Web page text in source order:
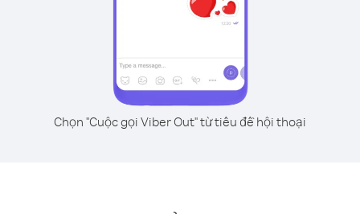
Chọn "Cuộc gọi Viber Out" từ tiêu đề hội thoại